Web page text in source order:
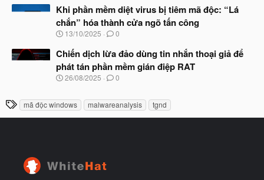
đ
ầ
u
à
y
b
ắ
đ
ầ
u
Khi phần mềm diệt virus bị tiêm mã độc: “Lá
chắn” hóa thành cửa ngõ tấn công
N
à
b
ắ
đ
ầ
u
13/10/2025 0
Chiến dịch lừa đảo dùng tin nhắn thoại giả để
phát tán phần mềm gián điệp RAT
N
y
u
26/08/2025 0
T
h
mã độc windows malwareanalysis tgnd